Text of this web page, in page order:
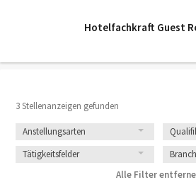
3 Stellenanzeigen gefunden
Anstellungsarten
Tätigkeitsfelder
Alle Filter
Hotelfachkraft Guest